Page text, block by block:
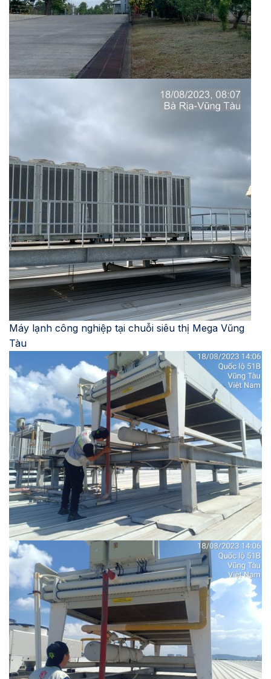
Máy lạnh công nghiệp tại chuỗi siêu thị Mega Vũng
Tàu